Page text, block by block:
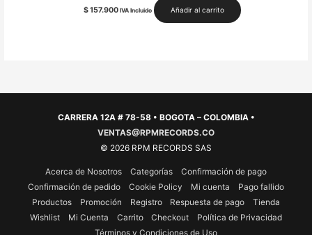
$157.900 IVA Incluido Añadir al carrito
CARRERA 12A # 78-58 • BOGOTA – COLOMBIA •
VENTAS@RPMRECORDS.CO
© 2026 RPM RECORDS SAS
Acerca de Nosotros Categorías
Confirmación de pago
Confirmación de pedido
Cookie Policy Mi cuenta
Pago fallido
Productos
Promoción Registro Respuesta de pago
Tienda
Wishlist
Mi Cuenta Carrito Checkout
Política de Privacidad
Términos y Condiciones de Uso